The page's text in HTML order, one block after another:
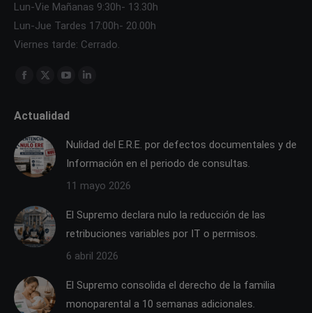
Lun-Vie Mañanas 9:30h- 13.30h
Lun-Jue Tardes 17:00h- 20.00h
Viernes tarde: Cerrado.
Find us on:
Facebook
opens
in
new
window
X
opens
in
new
window
opens
in
in
Actualidad
Nulidad del E.R.E. por defectos documentales y de
Información en el periodo de consultas.
11 mayo 2026
El Supremo declara nulo la reducción de las
retribuciones variables por IT o permisos.
6 abril 2026
El Supremo consolida el derecho de la familia
monoparental a 10 semanas adicionales.